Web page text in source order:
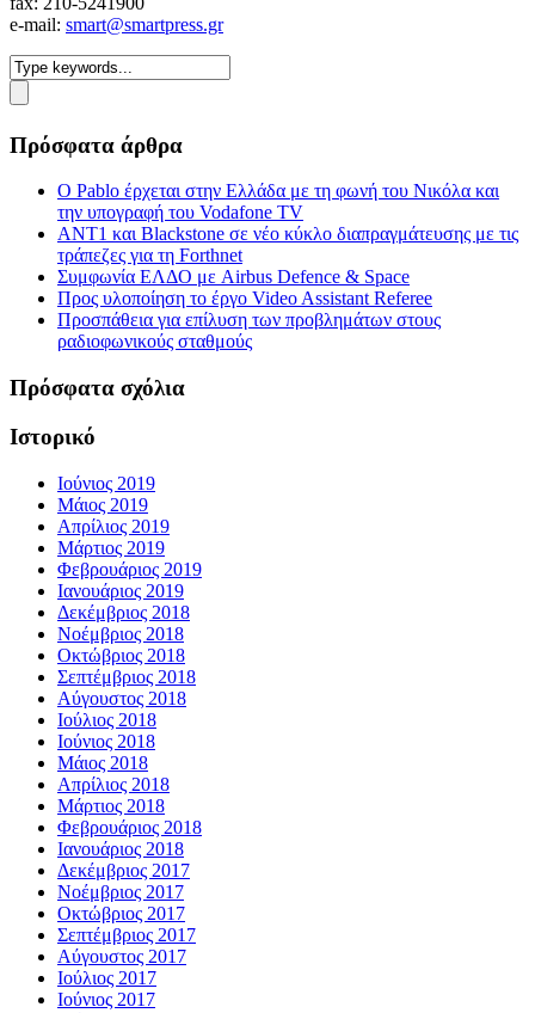
e-mail: smart@smartpress.gr
Πρόσφατα άρθρα
Ο Pablo έρχεται στην Ελλάδα με τη φωνή του Νικόλα και
την υπογραφή του Vodafone TV
ΑΝΤ1 και Blackstone σε νέο κύκλο διαπραγμάτευσης με τις
τράπεζες για τη Forthnet
Συμφωνία ΕΛΔΟ με Airbus Defence & Space
Προς υλοποίηση το έργο Video Assistant Referee
Προσπάθεια για επίλυση των προβλημάτων στους
ραδιοφωνικούς σταθμούς
Πρόσφατα σχόλια
Ιστορικό
Ιούνιος 2019
Μάιος 2019
Απρίλιος 2019
Μάρτιος 2019
Φεβρουάριος 2019
Ιανουάριος 2019
Δεκέμβριος 2018
Νοέμβριος 2018
Οκτώβριος 2018
Σεπτέμβριος 2018
Αύγουστος 2018
Ιούλιος 2018
Ιούνιος 2018
Μάιος 2018
Απρίλιος 2018
Μάρτιος 2018
Φεβρουάριος 2018
Ιανουάριος 2018
Δεκέμβριος 2017
Νοέμβριος 2017
Οκτώβριος 2017
Σεπτέμβριος 2017
Αύγουστος 2017
Ιούλιος 2017
Ιούνιος 2017